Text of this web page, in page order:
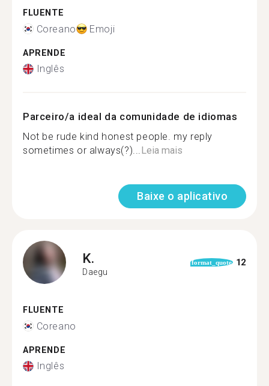
FLUENTE
Coreano Emoji
APRENDE
Inglês
Parceiro/a ideal da comunidade de idiomas
Not be rude kind honest people. my reply
sometimes or always(?)...Leia mais
Baixe o aplicativo
K.
Daegu
format_quote 12
FLUENTE
Coreano
APRENDE
Inglês